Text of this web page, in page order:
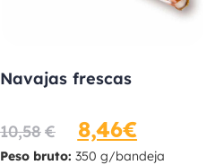
Navajas frescas
10,58€ 8,46€
Peso bruto: 350 g/bandeja